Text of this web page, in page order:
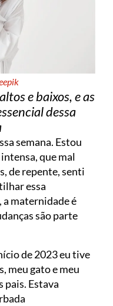
e baixos, e as
dessa
semana. Estou
que mal
de repente, senti
essa
a maternidade é
são parte
de 2023 eu tive
meu gato e meu
pais. Estava